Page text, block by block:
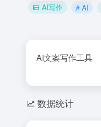
AI写作 # AI
AI文案写作工具
数据统计